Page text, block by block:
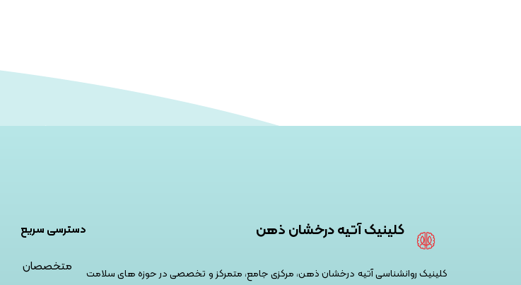
کلینیک آتیه درخشان ذهن
کلینیک روانشناسی آتیه درخشان ذهن، مرکزی جامع، متمرکز و تخصصی در حوزه های سلامت
دسترسی سریع
متخصصان